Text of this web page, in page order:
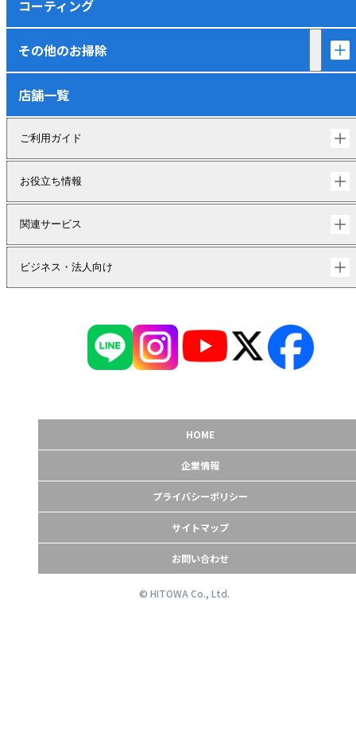
コーティング
その他のお掃除
店舗一覧
ご利用ガイド
お役立ち情報
関連サービス
ビジネス・法人向け
HOME
企業情報
プライバシーポリシー
サイトマップ
お問い合わせ
© HITOWA Co., Ltd.